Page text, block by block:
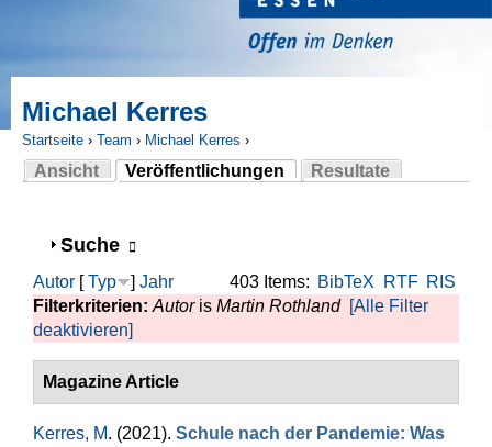
Michael Kerres
Sie sind hier
Startseite › Team › Michael Kerres ›
Ansicht
Veröffentlichungen
(aktiver Reiter)
Resultate
Anzeigen
Suche
403 Items: BibTeX RTF RIS
Autor [Typ ] Jahr
Filterkriterien: Autoris Martin Rothland [Alle Filter
deaktivieren]
Magazine Article
Kerres, M. (2021). Schule nach der Pandemie: Was